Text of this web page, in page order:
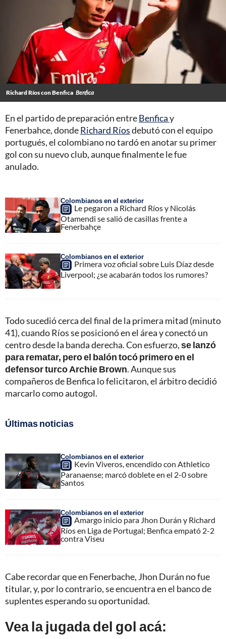
Richard Ríos con Benfica Benfica
En el partido de preparación entreBenficay
Fenerbahce, dondeRichard Ríosdebutó con el equipo
portugués, el colombiano no tardó en anotar su primer
gol con su nuevo club, aunque finalmente le fue
anulado.
Colombianos en el exterior
Le pegaron a Richard Ríos y Nicolás
Otamendi se salió de casillas frente a
Fenerbahçe
Colombianos en el exterior
Primera voz oficial sobre Luis Díaz desde
Liverpool; ¿se acabarán todos los rumores?
Todo sucedió cerca del final de la primera mitad (minuto
41), cuando Ríos se posicionó en el área y conectó un
centro desde la banda derecha. Con esfuerzo,se lanzó
para rematar, pero el balón tocó primero en el
defensor turco Archie Brown. Aunque sus
compañeros de Benfica lo felicitaron, el árbitro decidió
marcarlo como autogol.
Últimas noticias
Colombianos en el exterior
Kevin Viveros, encendido con Athletico
Paranaense; marcó doblete en el 2-0 sobre
Santos
Colombianos en el exterior
Amargo inicio para Jhon Durán y Richard
Ríos en Liga de Portugal; Benfica empató 2-2
contra Viseu
Cabe recordar que en Fenerbache, Jhon Durán no fue
titular, y, por lo contrario, se encuentra en el banco de
suplentes esperando su oportunidad.
Vea la jugada del gol acá: